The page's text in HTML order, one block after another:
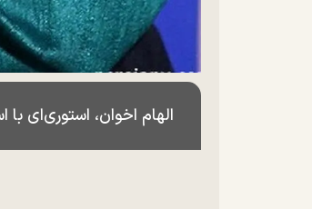
الهام اخوان، استوری‌ای